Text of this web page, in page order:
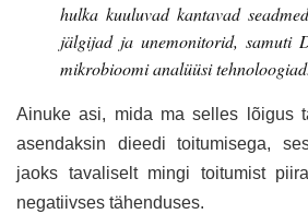
hulka kuuluvad kantavad
jälgijad ja unemonitorid, samuti
mikrobioomi analüüsi
Ainuke asi, mida ma selles lõigus
asendaksin dieedi toitumisega,
jaoks tavaliselt mingi toitumist
negatiivses tähenduses.